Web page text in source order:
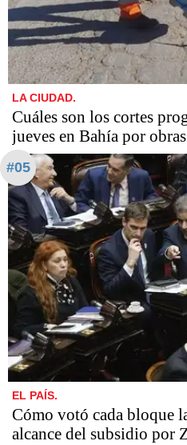
LA CIUDAD.
Cuáles son los cortes
jueves en Bahía por
#05
EL PAÍS.
Cómo votó cada bloque
alcance del subsidio por